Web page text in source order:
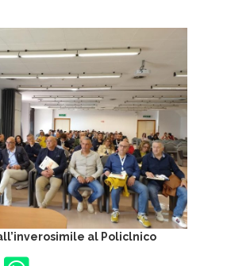
al Policlnico